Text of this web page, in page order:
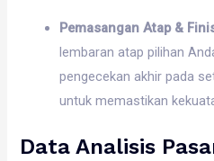
Pemasangan Atap &
lembaran atap pilihan
pengecekan akhir pada
untuk memastikan
Data Analisis